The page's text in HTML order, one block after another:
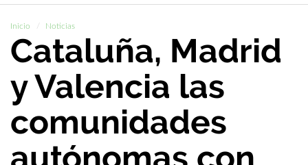
Inicio Noticias
Cataluña, Madrid
y Valencia las
comunidades